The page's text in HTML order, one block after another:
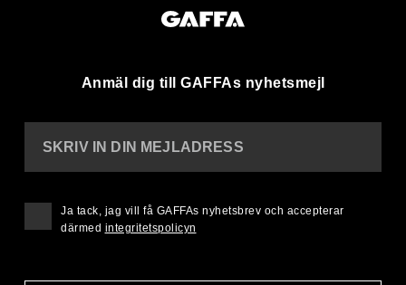
Anmäl dig till GAFFAs nyhetsmejl
SKRIV IN DIN MEJLADRESS
Ja tack, jag vill få GAFFAs nyhetsbrev och accepterar
därmed integritetspolicyn